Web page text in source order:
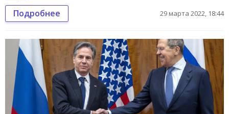
Подробнее 29 марта 2022, 18:44